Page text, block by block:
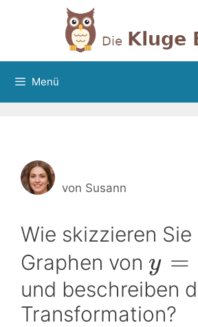
Menü
von Susann
Wie skizzieren Sie
Graphen von y =
und beschreiben
Transformation?